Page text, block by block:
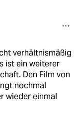
verhältnismäßig
ist ein weiterer
Den Film von
nochmal
wieder einmal